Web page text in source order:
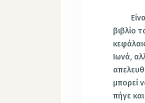
Είναι
βιβλίο
Ιωνά,
μπορεί
πήγε